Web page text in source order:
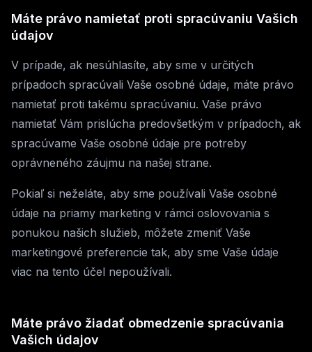
Máte právo namietať proti spracúvaniu Vašich
údajov
V prípade, ak nesúhlasíte, aby sme v určitých
prípadoch spracúvali Vaše osobné údaje, máte právo
namietať proti takému spracúvaniu. Vaše právo
namietať Vám prislúcha predovšetkým v prípadoch, ak
spracúvame Vaše osobné údaje pre potreby
oprávneného záujmu na našej strane.
Pokiaľ si neželáte, aby sme používali Vaše osobné
údaje na priamy marketing v rámci oslovovania s
ponukou našich služieb, môžete zmeniť Vaše
marketingové preferencie tak, aby sme Vaše údaje
viac na tento účel nepoužívali.
Máte právo žiadať obmedzenie spracúvania
Vašich údajov